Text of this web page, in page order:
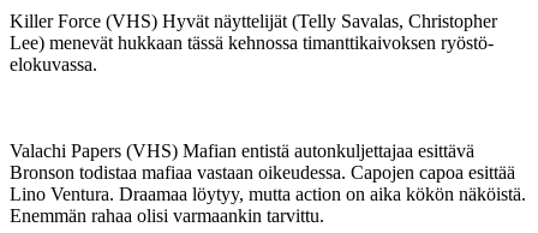
Killer Force (VHS) Hyvät näyttelijät (Telly Savalas, Christopher
Lee) menevät hukkaan tässä kehnossa timanttikaivoksen ryöstö-
elokuvassa.
Valachi Papers (VHS) Mafian entistä autonkuljettajaa esittävä
Bronson todistaa mafiaa vastaan oikeudessa. Capojen capoa esittää
Lino Ventura. Draamaa löytyy, mutta action on aika kökön näköistä.
Enemmän rahaa olisi varmaankin tarvittu.